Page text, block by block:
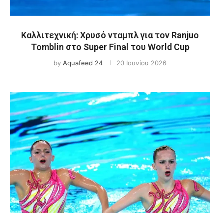
Καλλιτεχνική: Χρυσό νταμπλ για τον Ranjuo
Tomblin στο Super Final του World Cup
by Aquafeed 24 20 Ιουνίου 2026